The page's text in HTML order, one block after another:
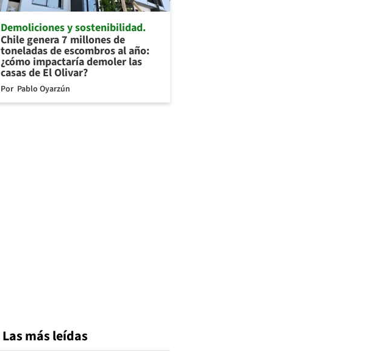
Demoliciones y sostenibilidad
Chile genera 7 millones de
toneladas de escombros al año:
¿cómo impactaría demoler las
casas de El Olivar?
Por Pablo Oyarzún
Las más leídas